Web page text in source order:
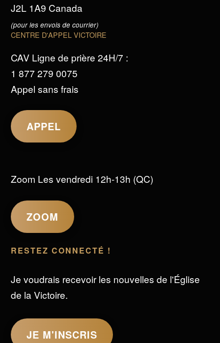
J2L 1A9 Canada
(pour les envois de courrier)
CENTRE D'APPEL VICTOIRE
CAV Ligne de prière 24H/7 :
1 877 279 0075
Appel sans frais
APPEL
Zoom Les vendredi 12h-13h (QC)
ZOOM
RESTEZ CONNECTÉ !
Je voudrais recevoir les nouvelles de l'Église
de la Victoire.
JE M'INSCRIS